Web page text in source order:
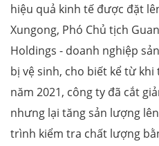
hiệu quả kinh tế được đặt
Xungong, Phó Chủ tịch
Holdings - doanh nghiệp
bị vệ sinh, cho biết kể từ
năm 2021, công ty đã cắt
nhưng lại tăng sản lượng
trình kiểm tra chất lượng